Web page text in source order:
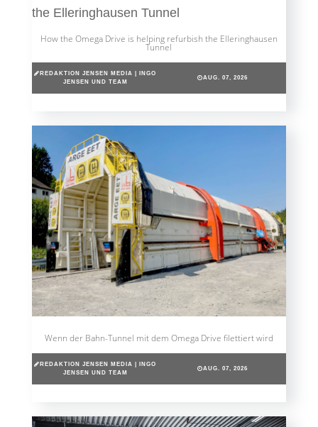
How the Omega Drive is helping refurbish the Elleringhausen
Tunnel
REDAKTION JENSEN MEDIA | INGO
JENSEN UND TEAM
AUG. 07, 2026
Wenn der Bahn-Tunnel mit dem Omega Drive filettiert wird
REDAKTION JENSEN MEDIA | INGO
JENSEN UND TEAM
AUG. 07, 2026